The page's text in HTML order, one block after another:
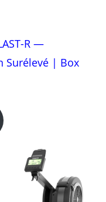
R —
Surélevé | Box